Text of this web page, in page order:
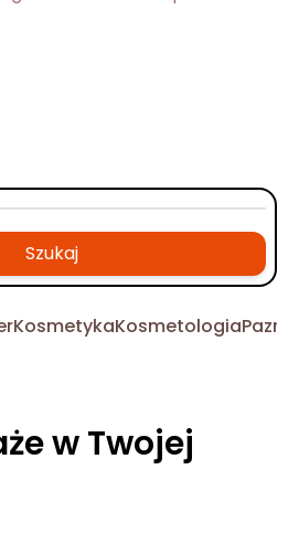
Szukaj
KosmetykaKosmetologia
w Twojej